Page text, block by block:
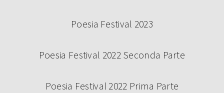
Poesia Festival 2023
Poesia Festival 2022 Seconda Parte
Poesia Festival 2022 Prima Parte